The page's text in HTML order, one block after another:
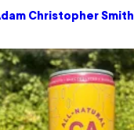
Christopher Smith